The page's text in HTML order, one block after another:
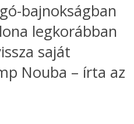
bajnokságban
legkorábban
saját
Nouba – írta az